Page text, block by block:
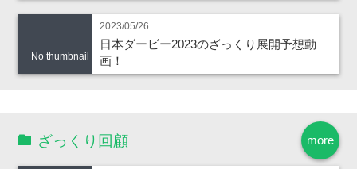
No thumbnail
2023/05/26
日本ダービー2023のざっくり展開予想動
画！
more
ざっくり回顧